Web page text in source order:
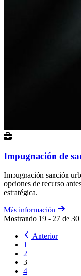
Impugnación de
Impugnación sanción
opciones de recurso
estratégica.
Más información
Mostrando 19 - 27 de 30
Anterior
1
2
3
4